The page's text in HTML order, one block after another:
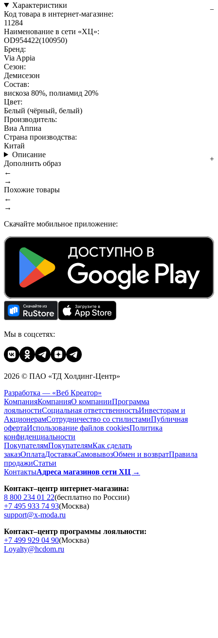
Характеристики
Код товара в интернет-магазине:
11284
Наименование в сети «ХЦ»:
OD954422(100950)
Бренд:
Via Appia
Сезон:
Демисезон
Состав:
вискоза 80%, полиамид 20%
Цвет:
Белый (чёрный, белый)
Производитель:
Виа Аппиа
Страна производства:
Китай
Описание
Дополнить образ
←
→
Похожие товары
←
→
Скачайте мобильное приложение:
Мы в соцсетях:
2026 © ПАО «ТД Холдинг-Центр»
Разработка — «Веб Креатор»
КомпанияКомпанияО компанииПрограмма
лояльностиСоциальная ответственностьИнвесторам и
АкционерамСотрудничество со стилистамиПубличная
офертаИспользование файлов cookiesПолитика
конфиденциальности
ПокупателямПокупателямКак сделать
заказОплатаДоставкаCамовывозОбмен и возвратПравила
продажиСтатьи
КонтактыАдреса магазинов сети ХЦ →
Контакт–центр интернет-магазина:
8 800 234 01 22(бесплатно по России)
+7 495 933 74 93(Москва)
support@x-moda.ru
Контакт–центр программы лояльности:
+7 499 929 04 90(Москва)
Loyalty@hcdom.ru